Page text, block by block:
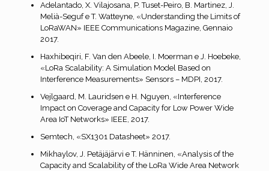
Adelantado, X. Vilajosana, P. Tuset-Peiro, B. Martinez, J.
Melià-Seguf e T. Watteyne, «Understanding the Limits of
LoRaWAN» IEEE Communications Magazine, Gennaio
2017.
Haxhibeqiri, F. Van den Abeele, I. Moerman e J. Hoebeke,
«LoRa Scalability: A Simulation Model Based on
Interference Measurements» Sensors – MDPI, 2017.
Vejlgaard, M. Lauridsen e H. Nguyen, «Interference
Impact on Coverage and Capacity for Low Power Wide
Area IoT Networks» IEEE, 2017.
Semtech, «SX1301 Datasheet» 2017.
Mikhaylov, J. Petäjäjärvi e T. Hänninen, «Analysis of the
Capacity and Scalability of the LoRa Wide Area Network